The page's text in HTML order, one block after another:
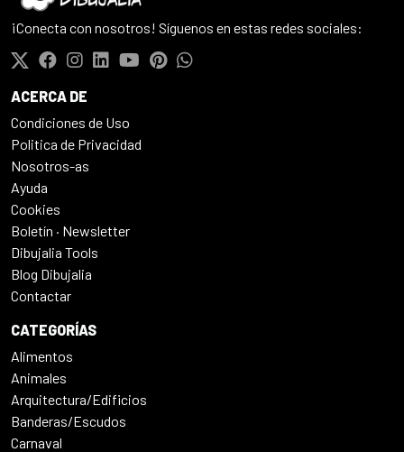
¡Conecta con nosotros! Síguenos en estas redes sociales:
ACERCA DE
Condiciones de Uso
Politica de Privacidad
Nosotros-as
Ayuda
Cookies
Boletín · Newsletter
Dibujalia Tools
Blog Dibujalia
Contactar
CATEGORÍAS
Alimentos
Animales
Arquitectura/Edificios
Banderas/Escudos
Carnaval